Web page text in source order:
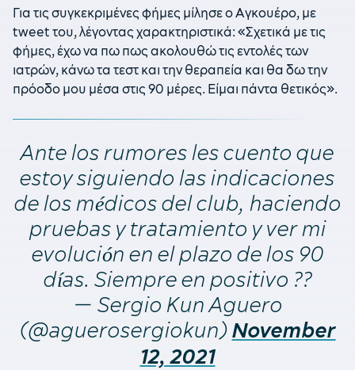
Για τις συγκεκριμένες φήμες μίλησε ο Αγκουέρο, με
tweet του, λέγοντας χαρακτηριστικά: «Σχετικά με τις
φήμες, έχω να πω πως ακολουθώ τις εντολές των
ιατρών, κάνω τα τεστ και την θεραπεία και θα δω την
πρόοδο μου μέσα στις 90 μέρες. Είμαι πάντα θετικός».
Ante los rumores les cuento que
estoy siguiendo las indicaciones
de los médicos del club, haciendo
pruebas y tratamiento y ver mi
evolución en el plazo de los 90
días. Siempre en positivo ??
— Sergio Kun Aguero
(@aguerosergiokun)November
12, 2021